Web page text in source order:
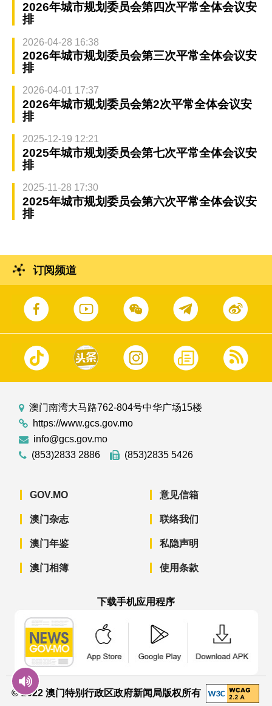
2026年城市规划委员会第四次平常全体会议安
排
2026-04-28 16:38
2026年城市规划委员会第三次平常全体会议安
排
2026-04-01 17:37
2026年城市规划委员会第2次平常全体会议安
排
2025-12-19 12:21
2025年城市规划委员会第七次平常全体会议安
排
2025-11-28 17:30
2025年城市规划委员会第六次平常全体会议安
排
订阅频道
澳门南湾大马路762-804号中华广场15楼
https://www.gcs.gov.mo
info@gcs.gov.mo
(853)2833 2886
(853)2835 5426
GOV.MO
澳门杂志
澳门年鉴
澳门相簿
意见信箱
联络我们
私隐声明
使用条款
下载手机应用程序
© 2022 澳门特别行政区政府新闻局版权所有